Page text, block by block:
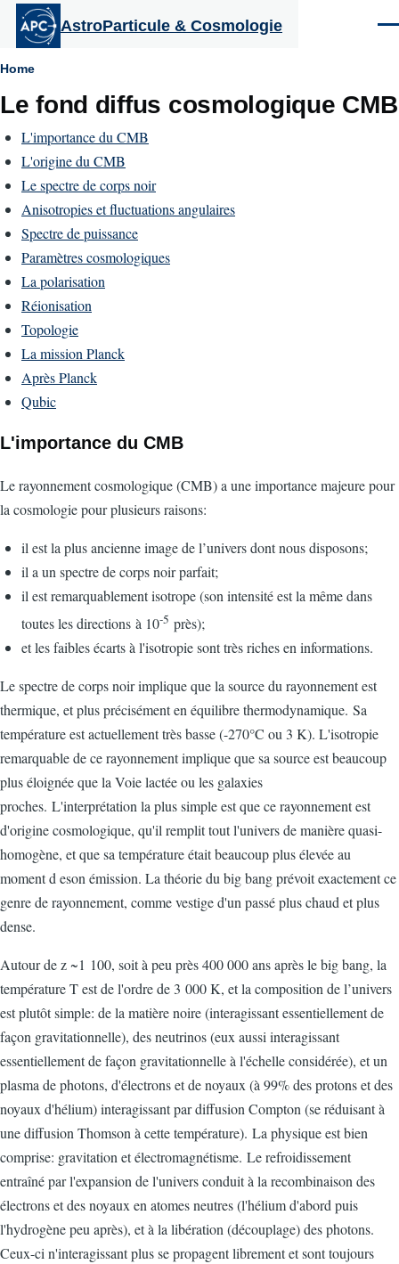
Aller au contenu principal
AstroParticule & Cosmologie
Fil
d'Ariane
Home
Le fond diffus cosmologique CMB
L'importance du CMB
L'origine du CMB
Le spectre de corps noir
Anisotropies et fluctuations angulaires
Spectre de puissance
Paramètres cosmologiques
La polarisation
Réionisation
Topologie
La mission Planck
Après Planck
Qubic
L'importance du CMB
Le rayonnement cosmologique (CMB) a une importance majeure pour
la cosmologie pour plusieurs raisons:
il est la plus ancienne image de l’univers dont nous disposons;
il a un spectre de corps noir parfait;
il est remarquablement isotrope (son intensité est la même dans
toutes les directions à 10-5 près);
et les faibles écarts à l'isotropie sont très riches en informations.
Le spectre de corps noir implique que la source du rayonnement est
thermique, et plus précisément en équilibre thermodynamique. Sa
température est actuellement très basse (-270°C ou 3 K). L'isotropie
remarquable de ce rayonnement implique que sa source est beaucoup
plus éloignée que la Voie lactée ou les galaxies
proches. L'interprétation la plus simple est que ce rayonnement est
d'origine cosmologique, qu'il remplit tout l'univers de manière quasi-
homogène, et que sa température était beaucoup plus élevée au
moment d eson émission. La théorie du big bang prévoit exactement ce
genre de rayonnement, comme vestige d'un passé plus chaud et plus
dense.
Autour de z ~1 100, soit à peu près 400 000 ans après le big bang, la
température T est de l'ordre de 3 000 K, et la composition de l’univers
est plutôt simple: de la matière noire (interagissant essentiellement de
façon gravitationnelle), des neutrinos (eux aussi interagissant
essentiellement de façon gravitationnelle à l'échelle considérée), et un
plasma de photons, d'électrons et de noyaux (à 99% des protons et des
noyaux d'hélium) interagissant par diffusion Compton (se réduisant à
une diffusion Thomson à cette température). La physique est bien
comprise: gravitation et électromagnétisme. Le refroidissement
entraîné par l'expansion de l'univers conduit à la recombinaison des
électrons et des noyaux en atomes neutres (l'hélium d'abord puis
l'hydrogène peu après), et à la libération (découplage) des photons.
Ceux-ci n'interagissant plus se propagent librement et sont toujours